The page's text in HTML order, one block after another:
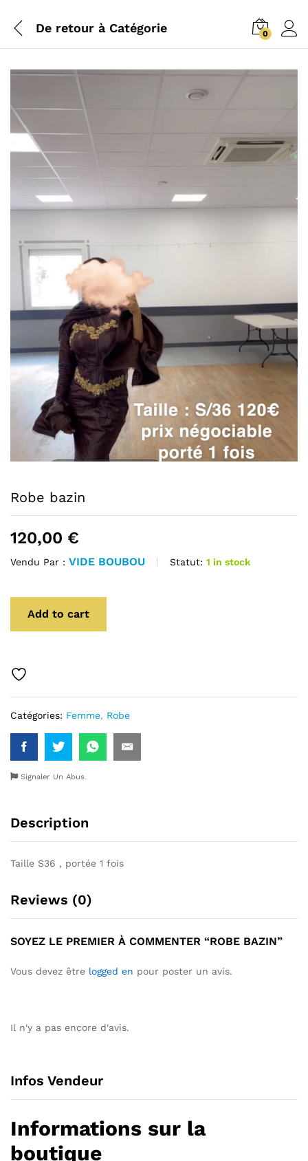
De retour à Catégorie 0
Robe bazin
120,00 €
Vendu Par : VIDE BOUBOU Statut: 1 in stock
Add to cart
Catégories: Femme, Robe
Signaler Un Abus
Description
Taille S36 , portée 1 fois
Reviews (0)
SOYEZ LE PREMIER À COMMENTER “ROBE BAZIN”
Vous devez être logged en pour poster un avis.
Il n'y a pas encore d'avis.
Infos Vendeur
Informations sur la
boutique